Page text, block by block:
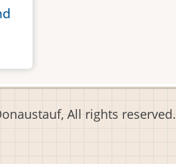
All rights reserved.